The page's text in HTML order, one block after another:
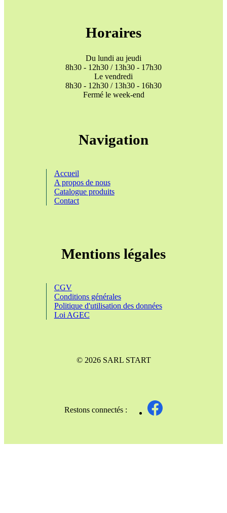
Horaires
Du lundi au jeudi
8h30 - 12h30 / 13h30 - 17h30
Le vendredi
8h30 - 12h30 / 13h30 - 16h30
Fermé le week-end
Navigation
Accueil
A propos de nous
Catalogue produits
Contact
Mentions légales
CGV
Conditions générales
Politique d'utilisation des données
Loi AGEC
© 2026 SARL START
Restons connectés :